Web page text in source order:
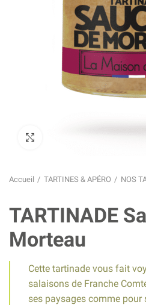
Accueil TARTINES & APÉRO NOS
TARTINADE
Morteau
Cette tartinade vous fait
salaisons de Franche
ses paysages comme pour